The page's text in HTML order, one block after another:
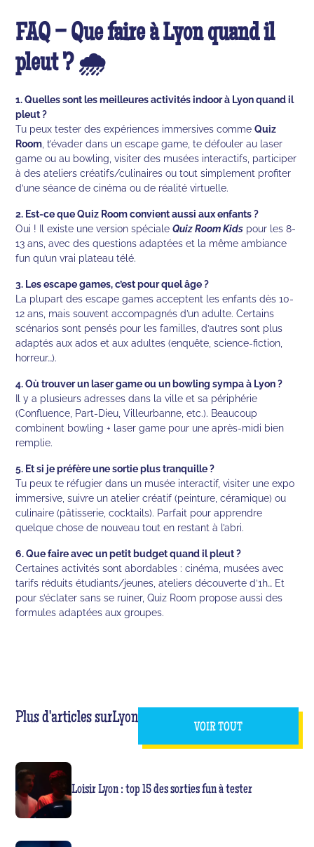
FAQ – Que faire à Lyon quand il
pleut ? 🌧️
1. Quelles sont les meilleures activités indoor à Lyon quand il
pleut ?
Tu peux tester des expériences immersives commeQuiz
Room , t’évader dans un escape game, te défouler au laser
game ou au bowling, visiter des musées interactifs, participer
à des ateliers créatifs/culinaires ou tout simplement profiter
d’une séance de cinéma ou de réalité virtuelle.
2. Est-ce que Quiz Room convient aussi aux enfants ?
Oui ! Il existe une version spécialeQuiz Room Kids pour les 8-
13 ans, avec des questions adaptées et la même ambiance
fun qu’un vrai plateau télé.
3. Les escape games, c’est pour quel âge ?
La plupart des escape games acceptent les enfants dès 10-
12 ans, mais souvent accompagnés d’un adulte. Certains
scénarios sont pensés pour les familles, d’autres sont plus
adaptés aux ados et aux adultes (enquête, science-fiction,
horreur…).
4. Où trouver un laser game ou un bowling sympa à Lyon ?
Il y a plusieurs adresses dans la ville et sa périphérie
(Confluence, Part-Dieu, Villeurbanne, etc.). Beaucoup
combinent bowling + laser game pour une après-midi bien
remplie.
5. Et si je préfère une sortie plus tranquille ?
Tu peux te réfugier dans un musée interactif, visiter une expo
immersive, suivre un atelier créatif (peinture, céramique) ou
culinaire (pâtisserie, cocktails). Parfait pour apprendre
quelque chose de nouveau tout en restant à l’abri.
6. Que faire avec un petit budget quand il pleut ?
Certaines activités sont abordables : cinéma, musées avec
tarifs réduits étudiants/jeunes, ateliers découverte d’1h… Et
pour s’éclater sans se ruiner, Quiz Room propose aussi des
formules adaptées aux groupes.
Plus d'articles surLyon
VOIR TOUT
Loisir Lyon : top 15 des sorties fun à tester